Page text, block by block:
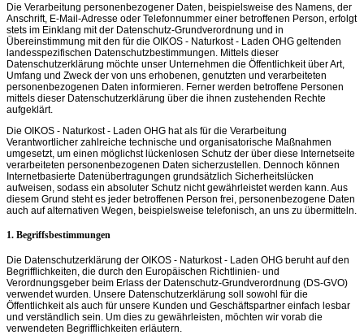
Die Verarbeitung personenbezogener Daten, beispielsweise des Namens, der
Anschrift, E-Mail-Adresse oder Telefonnummer einer betroffenen Person, erfolgt
stets im Einklang mit der Datenschutz-Grundverordnung und in
Übereinstimmung mit den für die OIKOS - Naturkost - Laden OHG geltenden
landesspezifischen Datenschutzbestimmungen. Mittels dieser
Datenschutzerklärung möchte unser Unternehmen die Öffentlichkeit über Art,
Umfang und Zweck der von uns erhobenen, genutzten und verarbeiteten
personenbezogenen Daten informieren. Ferner werden betroffene Personen
mittels dieser Datenschutzerklärung über die ihnen zustehenden Rechte
aufgeklärt.
Die OIKOS - Naturkost - Laden OHG hat als für die Verarbeitung
Verantwortlicher zahlreiche technische und organisatorische Maßnahmen
umgesetzt, um einen möglichst lückenlosen Schutz der über diese Internetseite
verarbeiteten personenbezogenen Daten sicherzustellen. Dennoch können
Internetbasierte Datenübertragungen grundsätzlich Sicherheitslücken
aufweisen, sodass ein absoluter Schutz nicht gewährleistet werden kann. Aus
diesem Grund steht es jeder betroffenen Person frei, personenbezogene Daten
auch auf alternativen Wegen, beispielsweise telefonisch, an uns zu übermitteln.
1. Begriffsbestimmungen
Die Datenschutzerklärung der OIKOS - Naturkost - Laden OHG beruht auf den
Begrifflichkeiten, die durch den Europäischen Richtlinien- und
Verordnungsgeber beim Erlass der Datenschutz-Grundverordnung (DS-GVO)
verwendet wurden. Unsere Datenschutzerklärung soll sowohl für die
Öffentlichkeit als auch für unsere Kunden und Geschäftspartner einfach lesbar
und verständlich sein. Um dies zu gewährleisten, möchten wir vorab die
verwendeten Begrifflichkeiten erläutern.